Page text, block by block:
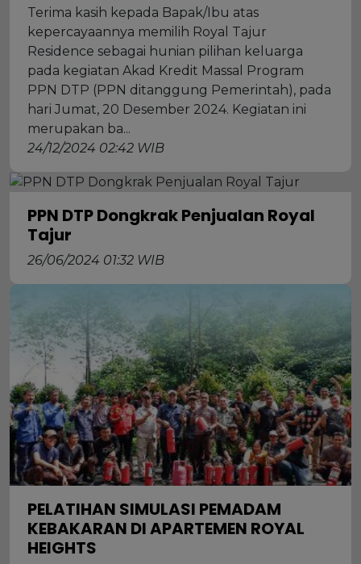
Terima kasih kepada Bapak/Ibu atas
kepercayaannya memilih Royal Tajur
Residence sebagai hunian pilihan keluarga
pada kegiatan Akad Kredit Massal Program
PPN DTP (PPN ditanggung Pemerintah), pada
hari Jumat, 20 Desember 2024. Kegiatan ini
merupakan ba...
24/12/2024 02:42 WIB
PPN DTP Dongkrak Penjualan Royal
Tajur
26/06/2024 01:32 WIB
PELATIHAN SIMULASI PEMADAM
KEBAKARAN DI APARTEMEN ROYAL
HEIGHTS